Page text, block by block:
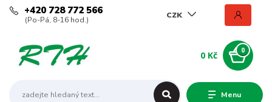
Menu
CZK
+420 728 772 566
(Po-Pá, 8-16 hod.)
0
0 Kč